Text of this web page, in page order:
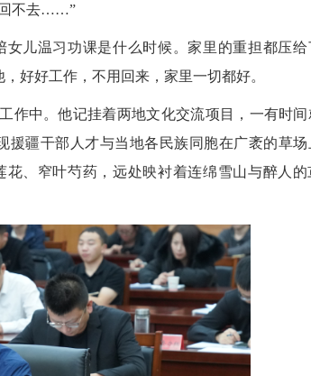
不去……”
儿温习功课是什么时候。家里的重担都压给
好好工作，不用回来，家里一切都好。
中。他记挂着两地文化交流项目，一有时间
援疆干部人才与当地各民族同胞在广袤的草场
、窄叶芍药，远处映衬着连绵雪山与醉人的